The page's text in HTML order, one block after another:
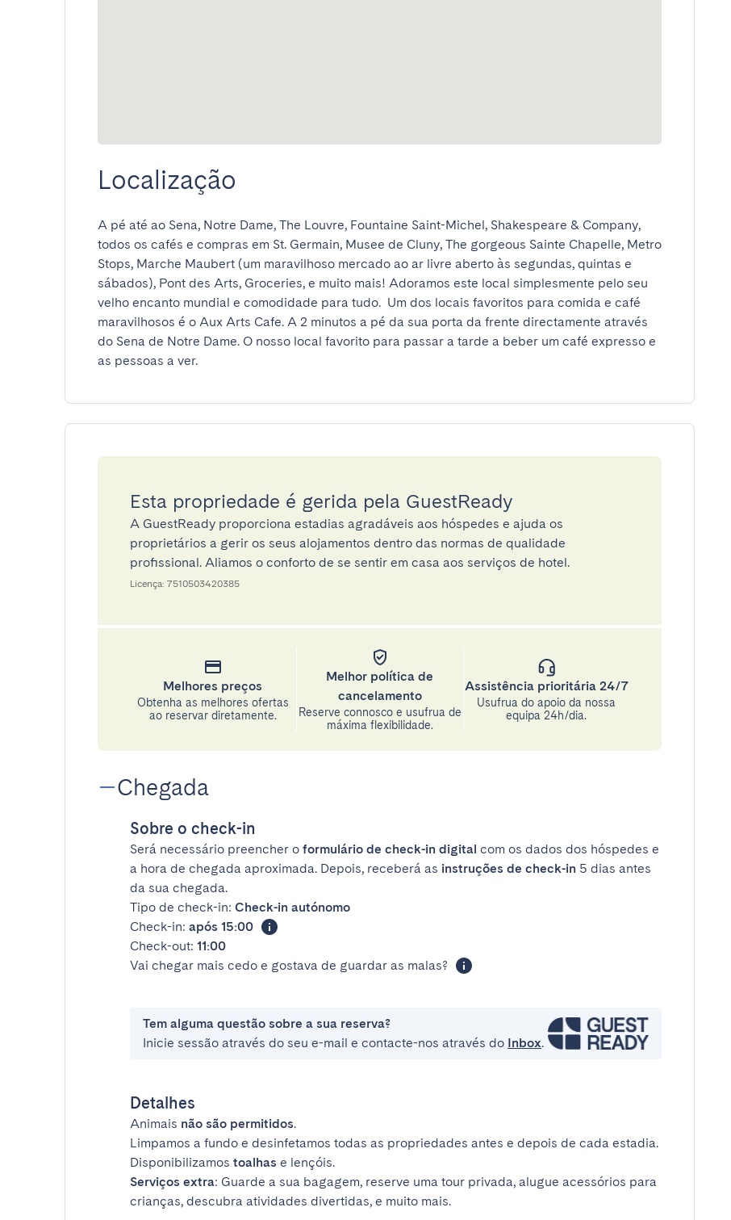
Localização
A pé até ao Sena, Notre Dame, The Louvre, Fountaine Saint-Michel, Shakespeare & Company,
todos os cafés e compras em St. Germain, Musee de Cluny, The gorgeous Sainte Chapelle, Metro
Stops, Marche Maubert (um maravilhoso mercado ao ar livre aberto às segundas, quintas e
sábados), Pont des Arts, Groceries, e muito mais! Adoramos este local simplesmente pelo seu
velho encanto mundial e comodidade para tudo.  Um dos locais favoritos para comida e café
maravilhosos é o Aux Arts Cafe. A 2 minutos a pé da sua porta da frente directamente através
do Sena de Notre Dame. O nosso local favorito para passar a tarde a beber um café expresso e
as pessoas a ver.
Esta propriedade é gerida pela GuestReady
A GuestReady proporciona estadias agradáveis aos hóspedes e ajuda os
proprietários a gerir os seus alojamentos dentro das normas de qualidade
profissional. Aliamos o conforto de se sentir em casa aos serviços de hotel.
Licença: 7510503420385
Melhores preços
Obtenha as melhores ofertas
ao reservar diretamente.
Melhor política de
cancelamento
Reserve connosco e usufrua de
máxima flexibilidade.
Assistência prioritária 24/7
Usufrua do apoio da nossa
equipa 24h/dia.
Chegada
Sobre o check-in
Será necessário preencher o formulário de check-in digital com os dados dos hóspedes e
a hora de chegada aproximada. Depois, receberá as instruções de check-in 5 dias antes
da sua chegada.
Tipo de check-in: Check-in autónomo
Check-in: após 15:00
Check-out: 11:00
Vai chegar mais cedo e gostava de guardar as malas?
Tem alguma questão sobre a sua reserva?
Inicie sessão através do seu e-mail e contacte-nos através do Inbox.
Detalhes
Animais não são permitidos.
Limpamos a fundo e desinfetamos todas as propriedades antes e depois de cada estadia.
Disponibilizamos toalhas e lençóis.
Serviços extra: Guarde a sua bagagem, reserve uma tour privada, alugue acessórios para
crianças, descubra atividades divertidas, e muito mais.